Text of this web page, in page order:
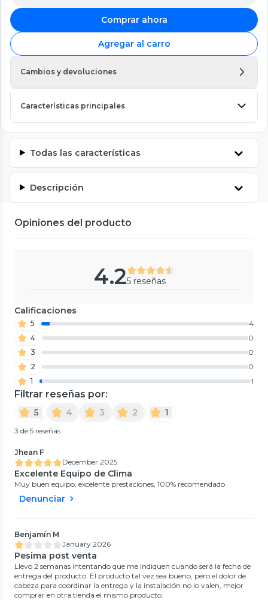
Comprar ahora
Agregar al carro
Cambios y devoluciones
Características principales
Todas las características
Descripción
Opiniones del producto
4.25 reseñas
Calificaciones
5
4
4
0
3
0
2
0
1
1
Filtrar reseñas por:
5 4 3 2 1
3 de 5 reseñas
Jhean F
December 2025
Excelente Equipo de Clima
Muy buen equipo, excelente prestaciones, 100% recomendado
Denunciar
Benjamín M
January 2026
Pesima post venta
Llevo 2 semanas intentando que me indiquen cuando será la fecha de
entrega del producto. El producto tal vez sea bueno, pero el dolor de
cabeza para coordinar la entrega y la instalación no lo valen, mejor
comprar en otra tienda el mismo producto.